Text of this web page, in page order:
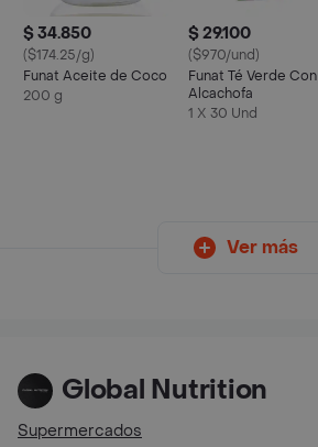
$ 34.850
($174.25/g)
Funat Aceite de Coco
200 g
$ 29.100
($970/und)
Funat Té Verde Con
Alcachofa
1 X 30 Und
Ver más
Global Nutrition
Supermercados